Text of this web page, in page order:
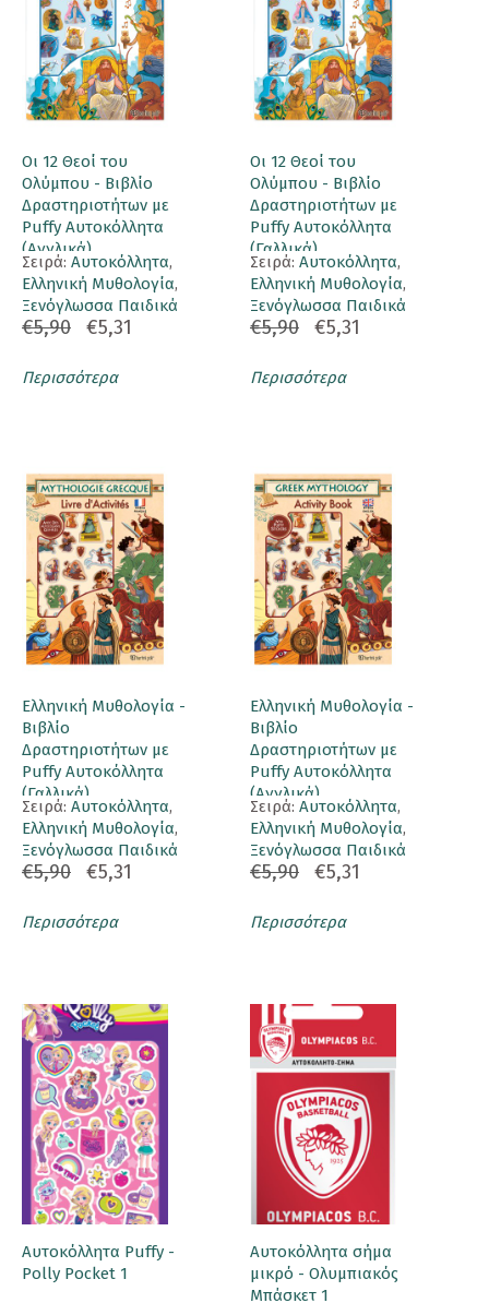
Οι 12 Θεοί του
Ολύμπου - Βιβλίο
Δραστηριοτήτων με
Puffy Αυτοκόλλητα
(Αγγλικά)
Σειρά: Αυτοκόλλητα,
Ελληνική Μυθολογία,
Ξενόγλωσσα Παιδικά
€5,90 €5,31
Περισσότερα
Οι 12 Θεοί του
Ολύμπου - Βιβλίο
Δραστηριοτήτων με
Puffy Αυτοκόλλητα
(Γαλλικά)
Σειρά: Αυτοκόλλητα,
Ελληνική Μυθολογία,
Ξενόγλωσσα Παιδικά
€5,90 €5,31
Περισσότερα
Ελληνική Μυθολογία -
Βιβλίο
Δραστηριοτήτων με
Puffy Αυτοκόλλητα
(Γαλλικά)
Σειρά: Αυτοκόλλητα,
Ελληνική Μυθολογία,
Ξενόγλωσσα Παιδικά
€5,90 €5,31
Περισσότερα
Ελληνική Μυθολογία -
Βιβλίο
Δραστηριοτήτων με
Puffy Αυτοκόλλητα
(Αγγλικά)
Σειρά: Αυτοκόλλητα,
Ελληνική Μυθολογία,
Ξενόγλωσσα Παιδικά
€5,90 €5,31
Περισσότερα
Αυτοκόλλητα Puffy -
Polly Pocket 1
Αυτοκόλλητα σήμα
μικρό - Ολυμπιακός
Μπάσκετ 1